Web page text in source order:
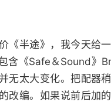
《半途》，我今天给
含《Safe＆Sound》
无太大变化。把配器
改编。如果说前后加